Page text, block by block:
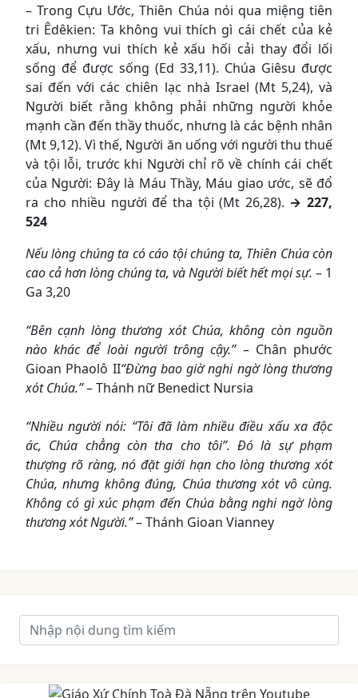
– Trong Cựu Ước, Thiên Chúa nói qua miệng tiên
tri Êdêkien: Ta không vui thích gì cái chết của kẻ
xấu, nhưng vui thích kẻ xấu hối cải thay đổi lối
sống để được sống (Ed 33,11). Chúa Giêsu được
sai đến với các chiên lạc nhà Israel (Mt 5,24), và
Người biết rằng không phải những người khỏe
mạnh cần đến thầy thuốc, nhưng là các bệnh nhân
(Mt 9,12). Vì thế, Người ăn uống với người thu thuế
và tội lỗi, trước khi Người chỉ rõ về chính cái chết
của Người: Đây là Máu Thầy, Máu giao ước, sẽ đổ
ra cho nhiều người để tha tội (Mt 26,28). → 227,
524
Nếu lòng chúng ta có cáo tội chúng ta, Thiên Chúa còn
cao cả hơn lòng chúng ta, và Người biết hết mọi sự. – 1
Ga 3,20
“Bên cạnh lòng thương xót Chúa, không còn nguồn
nào khác để loài người trông cậy.”– Chân phước
Gioan Phaolô II“Đừng bao giờ nghi ngờ lòng thương
xót Chúa.”– Thánh nữ Benedict Nursia
“Nhiều người nói: “Tôi đã làm nhiều điều xấu xa độc
ác, Chúa chẳng còn tha cho tôi”. Đó là sự phạm
thượng rõ ràng, nó đặt giới hạn cho lòng thương xót
Chúa, nhưng không đúng, Chúa thương xót vô cùng.
Không có gì xúc phạm đến Chúa bằng nghi ngờ lòng
thương xót Người.”– Thánh Gioan Vianney